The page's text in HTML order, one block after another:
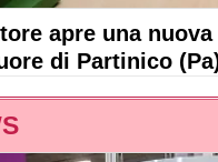
apre una
di Partinico